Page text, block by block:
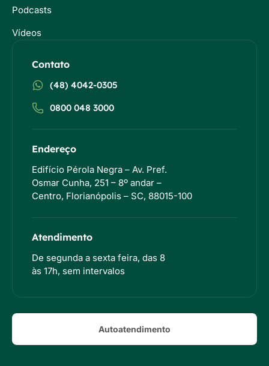
Podcasts
Vídeos
Contato
(48) 4042-0305
0800 048 3000
Endereço
Edifício Pérola Negra – Av. Pref.
Osmar Cunha, 251 – 8º andar –
Centro, Florianópolis – SC, 88015-100
Atendimento
De segunda a sexta feira, das 8
às 17h, sem intervalos
Autoatendimento